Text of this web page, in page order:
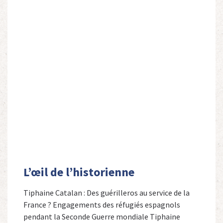
L’œil de l’historienne
Tiphaine Catalan : Des guérilleros au service de la
France ? Engagements des réfugiés espagnols
pendant la Seconde Guerre mondiale Tiphaine